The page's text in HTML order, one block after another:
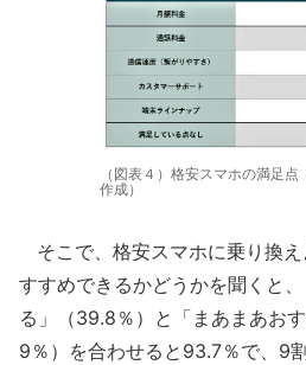
（図表４）格安スマホの満足点
作成）
そこで、格安スマホに乗り換
すすめできるかどうかを聞くと
る」（39.8％）と「まあまあお
9％）を合わせると93.7％で、9